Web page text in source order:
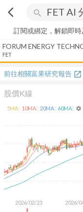
arrow_back_ios search
訂閱或綁定，解鎖即
FORUM ENERGY
FET
前往相關富果研究報告 open_in_new
股價K線
2026/02/23 2026/
5MA: 10MA: 20MA: 60MA: settings